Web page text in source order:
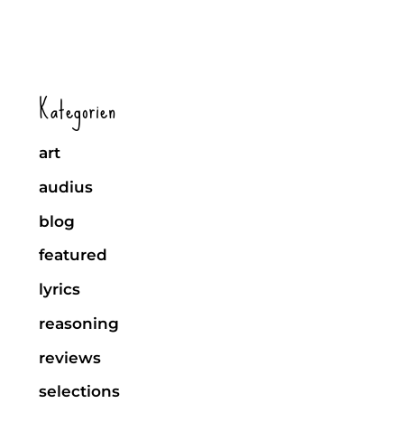
Kategorien
art
audius
blog
featured
lyrics
reasoning
reviews
selections